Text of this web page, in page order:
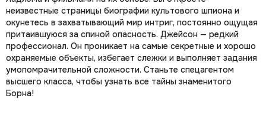
неизвестные страницы биографии культового шпиона и
окунетесь в захватывающий мир интриг, постоянно ощущая
притаившуюся за спиной опасность. Джейсон — редкий
профессионал. Он проникает на самые секретные и хорошо
охраняемые объекты, избегает слежки и выполняет задания
умопомрачительной сложности. Станьте спецагентом
высшего класса, чтобы узнать все тайны знаменитого
Борна!